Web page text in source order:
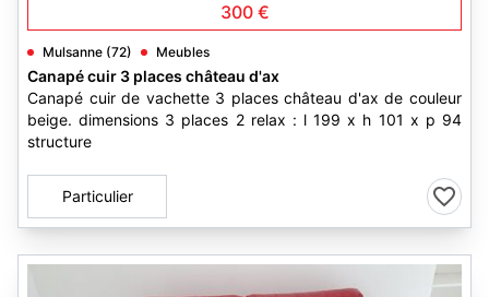
300 €
Mulsanne (72) Meubles
Canapé cuir 3 places château d'ax
Canapé cuir de vachette 3 places château d'ax de couleur
beige. dimensions 3 places 2 relax : l 199 x h 101 x p 94
structure
Particulier